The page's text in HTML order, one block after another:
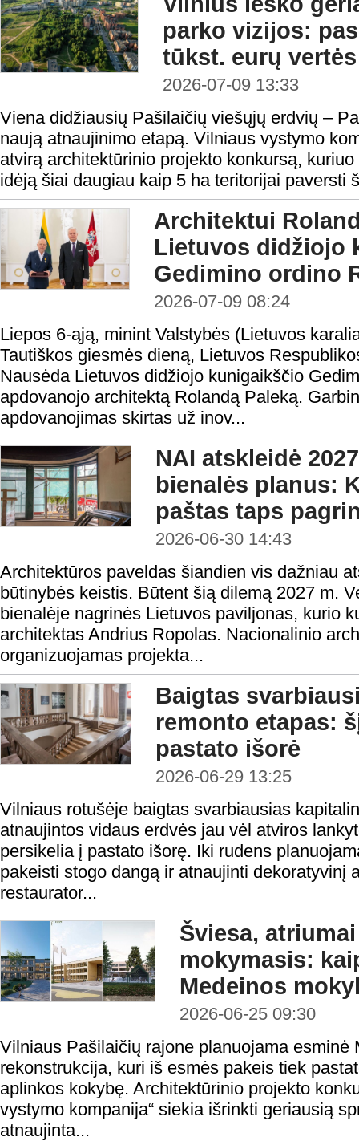
parko vizijos:
tūkst. eurų
2026-07-09 13:33
Viena didžiausių Pašilaičių viešųjų erdvių –
naują atnaujinimo etapą. Vilniaus vystymo
atvirą architektūrinio projekto konkursą,
idėją šiai daugiau kaip 5 ha teritorijai paversti
Architektui
Lietuvos didžiojo
Gedimino ordino
2026-07-09 08:24
Liepos 6-ąją, minint Valstybės (Lietuvos
Tautiškos giesmės dieną, Lietuvos
Nausėda Lietuvos didžiojo kunigaikščio
apdovanojo architektą Rolandą Paleką.
apdovanojimas skirtas už inov...
NAI atskleidė
bienalės planus:
paštas taps
2026-06-30 14:43
Architektūros paveldas šiandien vis dažniau
būtinybės keistis. Būtent šią dilemą 2027 m.
bienalėje nagrinės Lietuvos paviljonas, kurio
architektas Andrius Ropolas. Nacionalinio
organizuojamas projekta...
Baigtas
remonto etapas:
pastato išorė
2026-06-29 13:25
Vilniaus rotušėje baigtas svarbiausias
atnaujintos vidaus erdvės jau vėl atviros
persikelia į pastato išorę. Iki rudens
pakeisti stogo dangą ir atnaujinti dekoratyvinį
restaurator...
Šviesa,
mokymasis:
Medeinos
2026-06-25 09:30
Vilniaus Pašilaičių rajone planuojama esminė
rekonstrukcija, kuri iš esmės pakeis tiek
aplinkos kokybę. Architektūrinio projekto
vystymo kompanija“ siekia išrinkti geriausią
atnaujinta...